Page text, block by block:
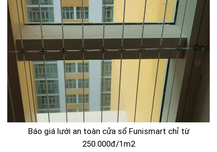
Báo giá lưới an toàn cửa sổ Funismart chỉ từ
250.000đ/1m2